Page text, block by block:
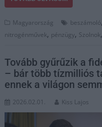
Magyarország beszámoló,
nitrogénművek, pénzügy, Szolnok,
Tovább gyűrűzik a
– bár több tízmilliós
ennek a világon
2026.02.01. Kiss Lajos